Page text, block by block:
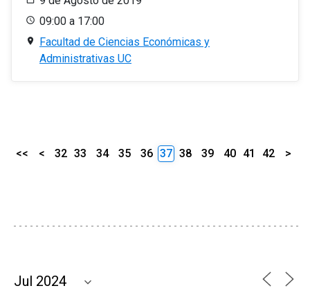
09:00 a 17:00
Facultad de Ciencias Económicas y
Administrativas UC
<< < 32 33 34 35 36 37 38 39 40 41 42 >